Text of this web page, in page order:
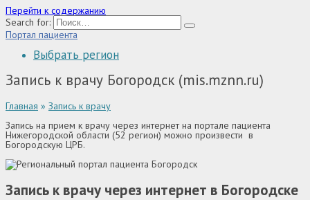
Перейти к содержанию
Search for:
Портал пациента
Выбрать регион
Запись к врачу Богородск (mis.mznn.ru)
Главная » Запись к врачу
Запись на прием к врачу через интернет на портале пациента
Нижегородской области (52 регион) можно произвести в
Богородскую ЦРБ.
Запись к врачу через интернет в Богородске